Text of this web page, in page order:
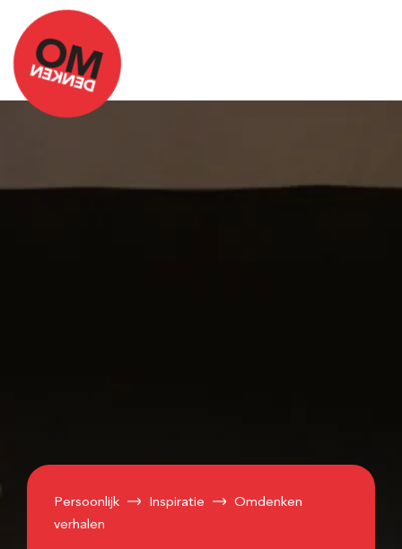
Persoonlijk Inspiratie
Omdenken
verhalen